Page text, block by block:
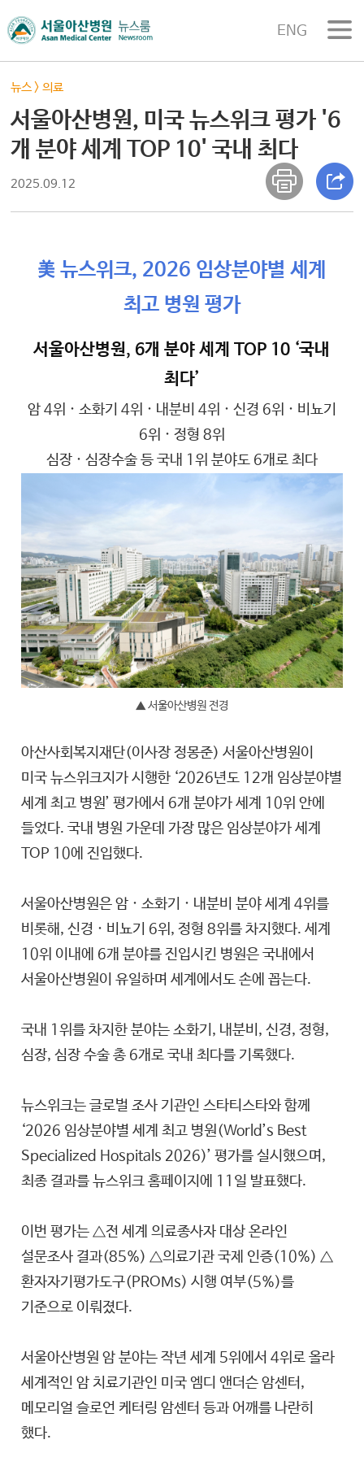
ENG
뉴스 >의료
서울아산병원, 미국 뉴스위크 평가 '6
개 분야 세계 TOP 10' 국내 최다
2025.09.12
美 뉴스위크, 2026 임상분야별 세계
최고 병원 평가
서울아산병원, 6개 분야 세계 TOP 10 ‘국내
최다’
암 4위 · 소화기 4위 · 내분비 4위 · 신경 6위 · 비뇨기
6위 · 정형 8위
심장 · 심장수술 등 국내 1위 분야도 6개로 최다
▲ 서울아산병원 전경
아산사회복지재단(이사장 정몽준) 서울아산병원이
미국 뉴스위크지가 시행한 ‘2026년도 12개 임상분야별
세계 최고 병원’ 평가에서 6개 분야가 세계 10위 안에
들었다. 국내 병원 가운데 가장 많은 임상분야가 세계
TOP 10에 진입했다.
서울아산병원은 암 · 소화기 · 내분비 분야 세계 4위를
비롯해, 신경 · 비뇨기 6위, 정형 8위를 차지했다. 세계
10위 이내에 6개 분야를 진입시킨 병원은 국내에서
서울아산병원이 유일하며 세계에서도 손에 꼽는다.
국내 1위를 차지한 분야는 소화기, 내분비, 신경, 정형,
심장, 심장 수술 총 6개로 국내 최다를 기록했다.
뉴스위크는 글로벌 조사 기관인 스타티스타와 함께
‘2026 임상분야별 세계 최고 병원(World’s Best
Specialized Hospitals 2026)’ 평가를 실시했으며,
최종 결과를 뉴스위크 홈페이지에 11일 발표했다.
이번 평가는 △전 세계 의료종사자 대상 온라인
설문조사 결과(85%) △의료기관 국제 인증(10%) △
환자자기평가도구(PROMs) 시행 여부(5%)를
기준으로 이뤄졌다.
서울아산병원 암 분야는 작년 세계 5위에서 4위로 올라
세계적인 암 치료기관인 미국 엠디 앤더슨 암센터,
메모리얼 슬로언 케터링 암센터 등과 어깨를 나란히
했다.